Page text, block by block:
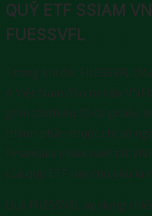
QUỸ ETF SSIAM
FUESSVFL
Trong khi đó, FUESSVFL
ở Việt Nam đầu tư vào
gồm tối thiểu 10 cổ phiếu,
thành phần thuộc chỉ số
Financials index (viết tắt
của quỹ ETF này chủ yếu là
Quỹ FUESSVFL áp dụng